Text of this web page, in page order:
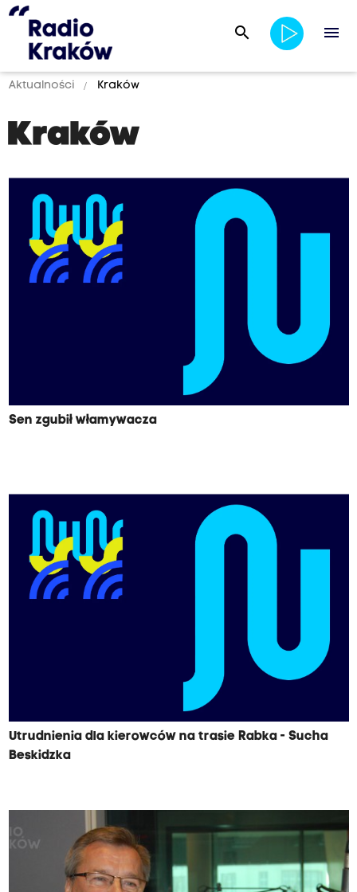
search menu
Aktualności Kraków
Kraków
Sen zgubił włamywacza
Utrudnienia dla kierowców na trasie Rabka - Sucha
Beskidzka